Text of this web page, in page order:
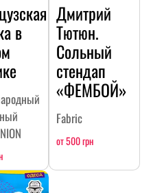
в
Дмитрий
Тютюн.
Сольный
стендап
«ФЕМБОЙ»
Fabric
от 500 грн